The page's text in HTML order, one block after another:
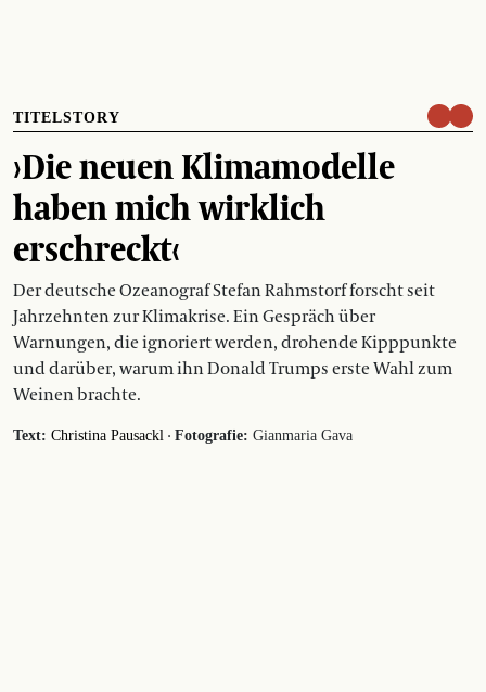
TITELSTORY
›Die neuen Klimamodelle
haben mich wirklich
erschreckt‹
Der deutsche Ozeanograf Stefan Rahmstorf forscht seit
Jahrzehnten zur Klimakrise. Ein Gespräch über
Warnungen, die ignoriert werden, drohende Kipppunkte
und darüber, warum ihn Donald Trumps erste Wahl zum
Weinen brachte.
Text: Christina Pausackl · Fotografie: Gianmaria Gava